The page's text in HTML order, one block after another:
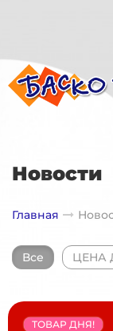
Новости
Главная
Все ЦЕНА
ТОВАР ДНЯ!